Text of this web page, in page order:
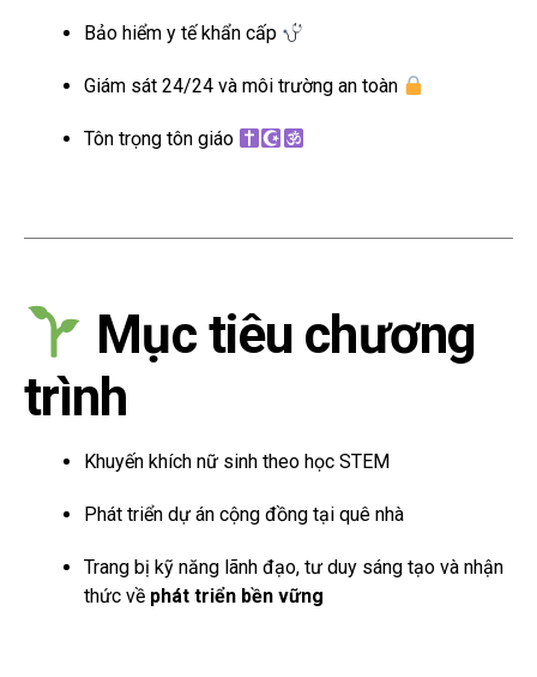
Bảo hiểm y tế khẩn cấp
Giám sát 24/24 và môi trường an toàn
Tôn trọng tôn giáo
Mục tiêu chương
trình
Khuyến khích nữ sinh theo học STEM
Phát triển dự án cộng đồng tại quê nhà
Trang bị kỹ năng lãnh đạo, tư duy sáng tạo và nhận
thức về phát triển bền vững